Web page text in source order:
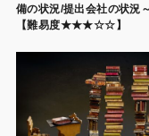
備の状況/提出会社の状況～
【難易度★★★☆☆】